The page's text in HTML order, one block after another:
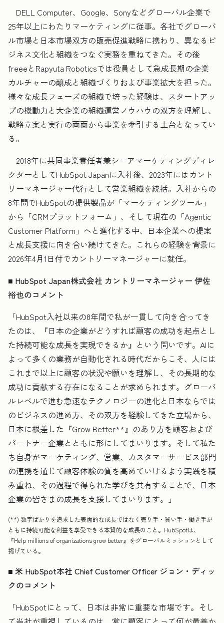
DELL Computer、Google、Sonyなどグローバル企業で
25年以上にわたりマーケティングに従事。各社でグローバ
ル市場と日本市場双方の販売促進戦略に携わり、異なるビ
ジネス文化と組織をつなぐ実務を重ねてきた。その後
freeeとRapyuta Roboticsでは役員として急成長期の企業
カルチャーの醸成と組織づくりおよび事業拡大を担った。
様々な成長フェーズの組織で培った経験は、スタートアッ
プの機動力と大企業の組織運営ノウハウの双方を理解し、
戦略立案と実行の両面から事業を牽引する土台となってい
る。
2018年に共同事業責任者兼シニアマーケティングディレ
クターとしてHubSpot Japanに入社後、2023年にはカント
リーマネージャー代行として営業組織を統括。入社からの
8年間でHubSpotの提供製品が「マーケティングツール」
から「CRMプラットフォーム」、そして現在の「Agentic
Customer Platform」へと進化する中、日本企業への提案
と成長支援に向き合い続けてきた。これらの経験を背景に
2026年4月1日付でカントリーマネージャーに就任。
■ HubSpot Japan株式会社 カントリーマネージャー 伊佐
裕也のコメント
「HubSpot入社以来の8年間で私が一貫して向き合ってき
たのは、『日本の企業がどうすれば顧客の成功を起点とし
た持続可能な成長を実現できるか』という問いです。AIに
よって多くの業務が自動化される時代だからこそ、人には
これまで以上に顧客の状況や願いを理解し、その長期的な
成功に貢献する存在になることが求められます。グローバ
ルレベルで進む急速なテクノロジーの進化と日本ならでは
のビジネスの進め方、その双方を経験してきた立場から、
日本に根差した『Grow Better**』のあり方を顧客および
パートナー企業とともに形にしてまいります。そして私た
ち自身がマーケティング、営業、カスタマーサービス部門
の連携を通じて顧客体験の質を高めていけるよう実践を積
み重ね、その過程で得られた学びを共有することで、日本
企業の皆さまの成長を支援してまいります。」
(**) 数字ばかりを追求した表面的な成長ではなく売り手・買い手・働き手が
ともに持続可能な利益を享受できる本質的な成長のこと。HubSpotは、
『Help millions of organizations grow better』をグローバルミッションとして
掲げている。
■ 米 HubSpot本社 Chief Customer Officer ジョン・ディッ
クのコメント
「HubSpotにとって、日本は非常に重要な市場です。そし